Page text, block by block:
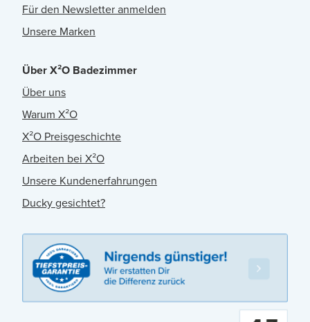
Für den Newsletter anmelden
Unsere Marken
Über X²O Badezimmer
Über uns
Warum X²O
X²O Preisgeschichte
Arbeiten bei X²O
Unsere Kundenerfahrungen
Ducky gesichtet?